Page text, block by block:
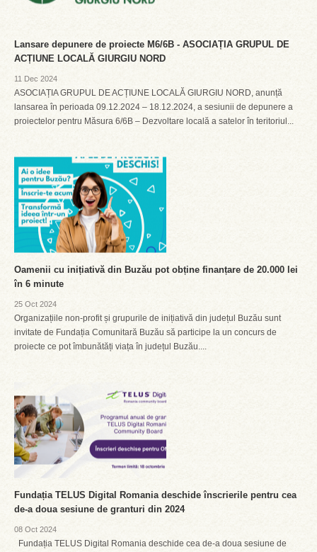
Lansare depunere de proiecte M6/6B - ASOCIAȚIA GRUPUL DE
ACȚIUNE LOCALĂ GIURGIU NORD
11 Dec 2024
ASOCIAȚIA GRUPUL DE ACȚIUNE LOCALĂ GIURGIU NORD, anunță
lansarea în perioada 09.12.2024 – 18.12.2024, a sesiunii de depunere a
proiectelor pentru Măsura 6/6B – Dezvoltare locală a satelor în teritoriul...
Oamenii cu inițiativă din Buzău pot obține finanțare de 20.000 lei
în 6 minute
25 Oct 2024
Organizațiile non-profit și grupurile de inițiativă din județul Buzău sunt
invitate de Fundația Comunitară Buzău să participe la un concurs de
proiecte ce pot îmbunătăți viața în județul Buzău....
Fundația TELUS Digital Romania deschide înscrierile pentru cea
de-a doua sesiune de granturi din 2024
08 Oct 2024
Fundația TELUS Digital Romania deschide cea de-a doua sesiune de